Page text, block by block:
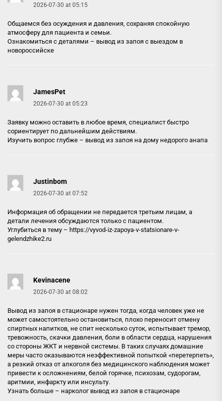
2026-07-30 at 05:15
Общаемся без осуждения и давления, сохраняя спокойную
атмосферу для пациента и семьи.
Ознакомиться с деталями – вывод из запоя с выездом в
новороссийске
JamesPet
2026-07-30 at 05:23
Заявку можно оставить в любое время, специалист быстро
сориентирует по дальнейшим действиям.
Изучить вопрос глубже – вывод из запоя на дому недорого анапа
Justinbom
2026-07-30 at 07:52
Информация об обращении не передается третьим лицам, а
детали лечения обсуждаются только с пациентом.
Углубиться в тему – https://vyvod-iz-zapoya-v-statsionare-v-
gelendzhike2.ru
Kevinacene
2026-07-30 at 08:02
Вывод из запоя в стационаре нужен тогда, когда человек уже не
может самостоятельно остановиться, плохо переносит отмену
спиртных напитков, не спит несколько суток, испытывает тремор,
тревожность, скачки давления, боли в области сердца, нарушения
со стороны ЖКТ и нервной системы. В таких случаях домашние
меры часто оказываются неэффективной попыткой «перетерпеть»,
а резкий отказ от алкоголя без медицинского наблюдения может
привести к осложнениям, белой горячке, психозам, судорогам,
аритмии, инфаркту или инсульту.
Узнать больше – нарколог вывод из запоя в стационаре